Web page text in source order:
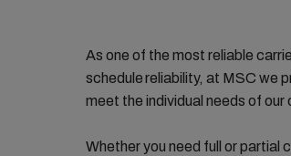
As one of the most reliable
schedule reliability, at MSC we
meet the individual needs of our
Whether you need full or partial